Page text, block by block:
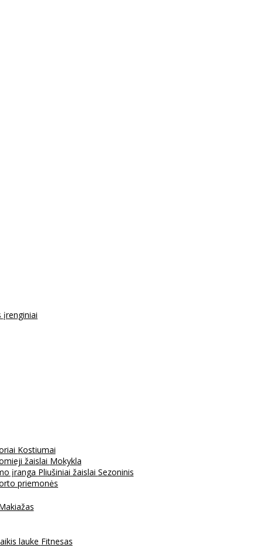
įrenginiai
Kostiumai
žaislai Mokykla
įranga Pliušiniai žaislai Sezoninis
priemonės
lauke Fitnesas